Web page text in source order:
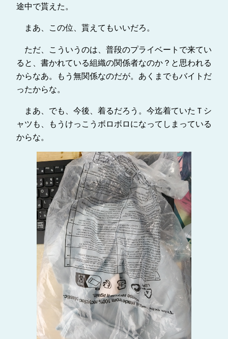
途中で貰えた。
まあ、この位、貰えてもいいだろ。
ただ、こういうのは、普段のプライベートで来てい
ると、書かれている組織の関係者なのか？と思われる
からなあ。もう無関係なのだが。あくまでもバイトだ
ったからな。
まあ、でも、今後、着るだろう。今迄着ていたＴシ
ャツも、もうけっこうボロボロになってしまっている
からな。